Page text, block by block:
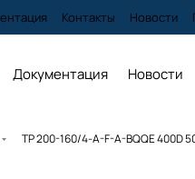
Контакты Новости
Документация Новости
TP 200-160/4-A-F-A-BQQE 400D